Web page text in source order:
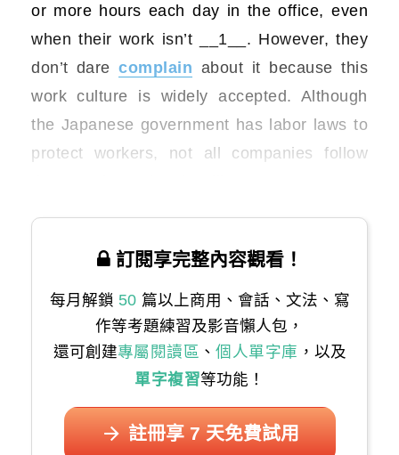
or more hours each day in the office, even
when their work isn’t __1__. However, they
don’t darecomplain about it because this
work culture is widely accepted. Although
the Japanese government has labor laws to
protect workers, not all companies follow
訂閱享完整內容觀看！
每月解鎖 50 篇以上商用、會話、文法、寫
作等考題練習及影音懶人包，
還可創建專屬閱讀區 、 個人單字庫 ，以及
單字複習等功能！
註冊享 7 天免費試用